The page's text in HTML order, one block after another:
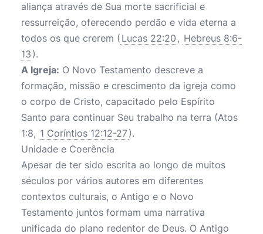
aliança através de Sua morte sacrificial e
ressurreição, oferecendo perdão e vida eterna a
todos os que crerem ( Lucas 22:20 , Hebreus 8:6-
13 ).
A Igreja: O Novo Testamento descreve a
formação, missão e crescimento da igreja como
o corpo de Cristo, capacitado pelo Espírito
Santo para continuar Seu trabalho na terra (Atos
1:8, 1 Coríntios 12:12-27).
Unidade e Coerência
Apesar de ter sido escrita ao longo de muitos
séculos por vários autores em diferentes
contextos culturais, o Antigo e o Novo
Testamento juntos formam uma narrativa
unificada do plano redentor de Deus. O Antigo